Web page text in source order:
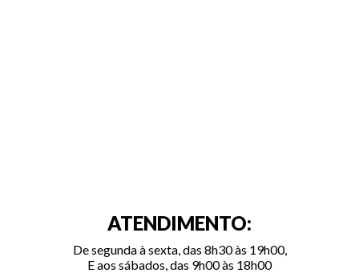
ATENDIMENTO:
De segunda à sexta, das 8h30 às 19h00,
E aos sábados, das 9h00 às 18h00